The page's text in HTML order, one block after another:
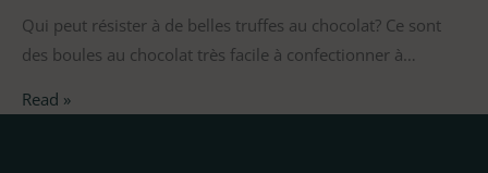
Qui peut résister à de belles truffes au chocolat? Ce sont
des boules au chocolat très facile à confectionner à…
Read »